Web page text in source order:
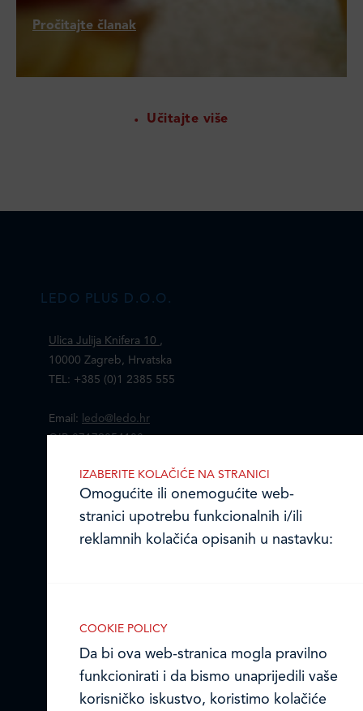
Pročitajte članak
Učitajte više
LEDO PLUS D.O.O.
Ulica Julija Knifera 10 ,
10000 Zagreb, Hrvatska
TEL: +385 (0)1 2385 555
Email:
ledo@ledo.hr
OIB 07179054100
Ledo Hrvatska
Prodajni centri
Obavijest o Privatnosti i Kolačići
Privacy notice and Cookies
COOKIE POLICY
Da bi ova web-stranica mogla pravilno
funkcionirati i da bismo unaprijedili vaše
korisničko iskustvo, koristimo kolačiće
IZABERITE KOLAČIĆE NA STRANICI
Omogućite ili onemogućite web-
stranici upotrebu funkcionalnih i/ili
reklamnih kolačića opisanih u nastavku:
Nužni (tehnički) kolačići
Nužni kolačići omogućuju osnovne